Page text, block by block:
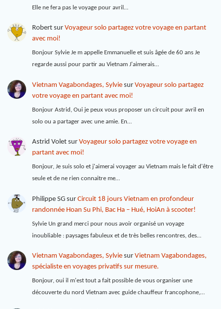
Elle ne fera pas le voyage pour avril…
Robertsur Voyageur solo partagez votre voyage en partant
avec moi!
Bonjour Sylvie Je m appelle Emmanuelle et suis âgée de 60 ans Je
regarde aussi pour partir au Vietnam J'aimerais…
Vietnam Vagabondages, Sylviesur Voyageur solo partagez
votre voyage en partant avec moi!
Bonjour Astrid, Oui je peux vous proposer un circuit pour avril en
solo ou a partager avec une amie. En…
Astrid Voletsur Voyageur solo partagez votre voyage en
partant avec moi!
Bonjour, Je suis solo et j'aimerai voyager au Vietnam mais le fait d'être
seule et de ne rien connaitre me…
Philippe SGsur Circuit 18 jours Vietnam en profondeur
randonnée Hoan Su Phi, Bac Ha – Hué, HoiAn à scooter!
Sylvie Un grand merci pour nous avoir organisé un voyage
inoubliable : paysages fabuleux et de très belles rencontres, des…
Vietnam Vagabondages, Sylviesur Vietnam Vagabondages,
spécialiste en voyages privatifs sur mesure.
Bonjour, oui il m'est tout a fait possible de vous organiser une
découverte du nord Vietnam avec guide chauffeur francophone,…